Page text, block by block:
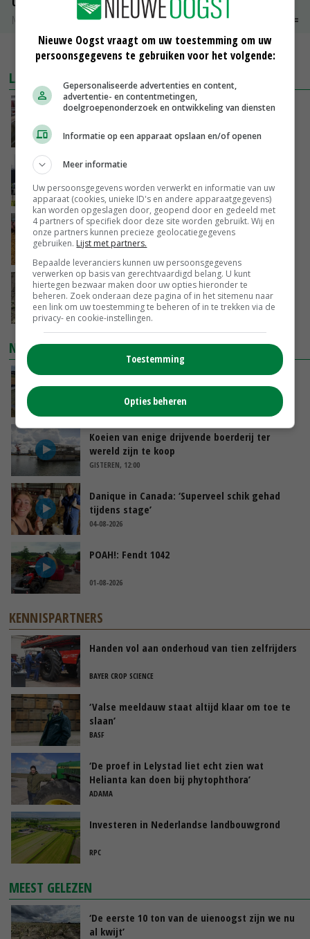
Noteringen
€ 0,00
MEER MARKTPRIJZEN
LAATSTE NIEUWS
‘Door hittegolf is aantal terugkomers bij
VANDAAG, 06:19
Gemiddelde Europese melkprijs daalt licht in
GISTEREN, 17:04
Frans onderzoekcentrum bestrijkt hele
varkensvleesketen
Emmeloord noteert eerste zaaiuien op
maximaal 20 euro
GISTEREN, 14:59
NIEUWSTE VIDEO'S
Droogte veroorzaakt steeds meer problemen:
GISTEREN, 14:06
Koeien van enige drijvende boerderij ter
wereld zijn te koop
GISTEREN, 12:00
Danique in Canada: ‘Superveel schik gehad
tijdens stage’
04-08-2026
POAH!: Fendt 1042
01-08-2026
KENNISPARTNERS
Handen vol aan onderhoud van tien zelfrijders
BAYER CROP SCIENCE
‘Valse meeldauw staat altijd klaar om toe te
slaan’
BASF
‘De proef in Lelystad liet echt zien wat
Helianta kan doen bij phytophthora’
ADAMA
Investeren in Nederlandse landbouwgrond
RPC
MEEST GELEZEN
‘De eerste 10 ton van de uienoogst zijn we nu
al kwijt’
Nieuwe Oogst vraagt om uw toestemming om uw
persoonsgegevens te gebruiken voor het volgende:
Gepersonaliseerde advertenties en content,
advertentie- en contentmetingen,
doelgroepenonderzoek en ontwikkeling van diensten
Informatie op een apparaat opslaan en/of openen
Meer informatie
Uw persoonsgegevens worden verwerkt en informatie van uw
apparaat (cookies, unieke ID's en andere apparaatgegevens)
kan worden opgeslagen door, geopend door en gedeeld met
4 partners of specifiek door deze site worden gebruikt. Wij en
onze partners kunnen precieze geolocatiegegevens
gebruiken. Lijst met partners.
Bepaalde leveranciers kunnen uw persoonsgegevens
verwerken op basis van gerechtvaardigd belang. U kunt
hiertegen bezwaar maken door uw opties hieronder te
beheren. Zoek onderaan deze pagina of in het sitemenu naar
een link om uw toestemming te beheren of in te trekken via de
privacy- en cookie-instellingen.
Toestemming
Opties beheren